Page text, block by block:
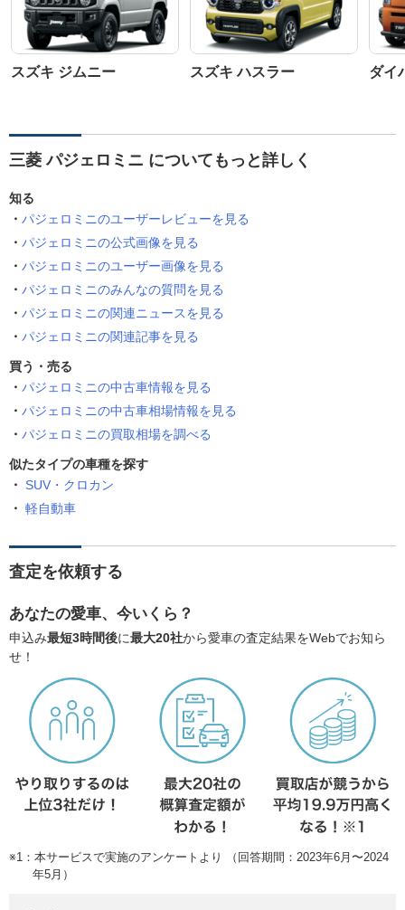
スズキ ジムニー スズキ ハスラー ダイ
三菱 パジェロミニ についてもっと詳しく
知る
パジェロミニのユーザーレビューを見る
パジェロミニの公式画像を見る
パジェロミニのユーザー画像を見る
パジェロミニのみんなの質問を見る
パジェロミニの関連ニュースを見る
パジェロミニの関連記事を見る
買う・売る
パジェロミニの中古車情報を見る
パジェロミニの中古車相場情報を見る
パジェロミニの買取相場を調べる
似たタイプの車種を探す
SUV・クロカン
軽自動車
査定を依頼する
あなたの愛車、今いくら？
申込み最短3時間後に最大20社から愛車の査定結果をWebでお知ら
せ！
※1：本サービスで実施のアンケートより （回答期間：2023年6月〜2024
年5月）